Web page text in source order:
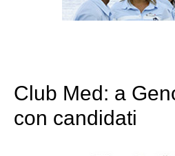
Club Med: a
con candidati